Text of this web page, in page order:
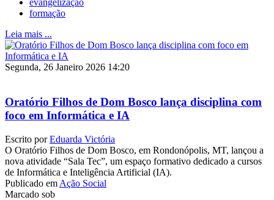
evangelização
formação
Leia mais ...
Segunda, 26 Janeiro 2026 14:20
Oratório Filhos de Dom Bosco lança disciplina com
foco em Informática e IA
Escrito porEduarda Victória
O Oratório Filhos de Dom Bosco, em Rondonópolis, MT, lançou a
nova atividade “Sala Tec”, um espaço formativo dedicado a cursos
de Informática e Inteligência Artificial (IA).
Publicado em Ação Social
Marcado sob